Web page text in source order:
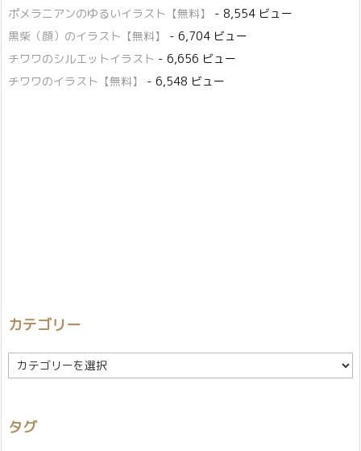
ポメラニアンのゆるいイラスト【無料】
- 8,554 ビュー
黒柴（顔）のイラスト【無料】
- 6,704 ビュー
チワワのシルエットイラスト - 6,656 ビュー
チワワのイラスト【無料】
- 6,548 ビュー
カテゴリー
カ
テ
ー
タグ